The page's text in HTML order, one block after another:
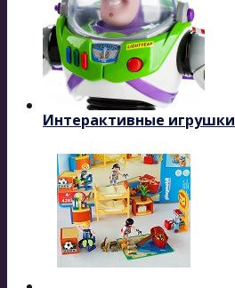
Интерактивные игрушки